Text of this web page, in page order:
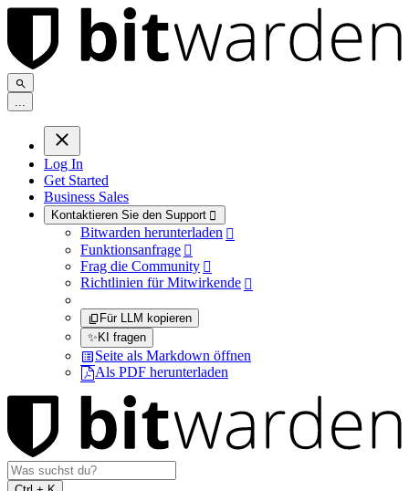
...
Log In
Get Started
Business Sales
Kontaktieren Sie den Support 
Bitwarden herunterladen 
Funktionsanfrage 
Frag die Community 
Richtlinien für Mitwirkende 
Für LLM kopieren
✨KI fragen
Seite als Markdown öffnen
Als PDF herunterladen